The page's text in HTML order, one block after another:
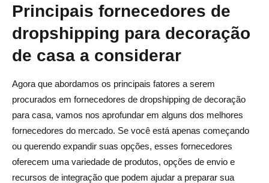
Principais fornecedores de
dropshipping para decoração
de casa a considerar
Agora que abordamos os principais fatores a serem
procurados em fornecedores de dropshipping de decoração
para casa, vamos nos aprofundar em alguns dos melhores
fornecedores do mercado. Se você está apenas começando
ou querendo expandir suas opções, esses fornecedores
oferecem uma variedade de produtos, opções de envio e
recursos de integração que podem ajudar a preparar sua